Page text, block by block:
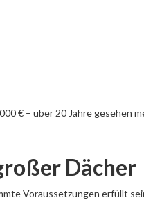
€ – über 20 Jahre gesehen
Dächer
Voraussetzungen erfüllt